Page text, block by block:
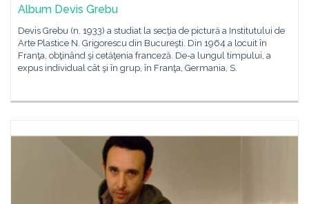
Album Devis Grebu
Devis Grebu (n. 1933) a studiat la secţia de pictură a Institutului de
Arte Plastice N. Grigorescu din Bucureşti. Din 1964 a locuit în
Franţa, obţinând şi cetăţenia franceză. De-a lungul timpului, a
expus individual cât şi în grup, în Franţa, Germania, S.